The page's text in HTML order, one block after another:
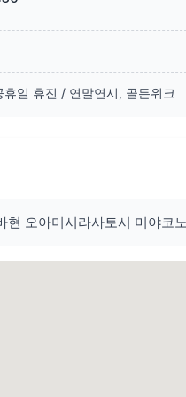
일 휴진 / 연말연시, 골든위크
현 오아미시라사토시 미야코